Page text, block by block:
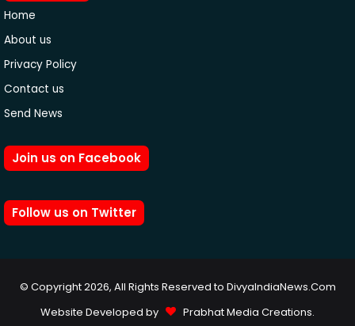
Home
About us
Privacy Policy
Contact us
Send News
Join us on Facebook
Follow us on Twitter
© Copyright 2026, All Rights Reserved to DivyaIndiaNews.Com
Website Developed by
Prabhat Media Creations.